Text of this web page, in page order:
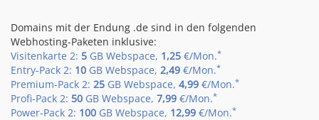
Domains mit der Endung .de sind in den folgenden
Webhosting-Paketen inklusive:
Visitenkarte 2: 5 GB Webspace, 1,25 €/Mon.*
Entry-Pack 2: 10 GB Webspace, 2,49 €/Mon.*
Premium-Pack 2: 25 GB Webspace, 4,99 €/Mon.*
Profi-Pack 2: 50 GB Webspace, 7,99 €/Mon.*
Power-Pack 2: 100 GB Webspace, 12,99 €/Mon.*